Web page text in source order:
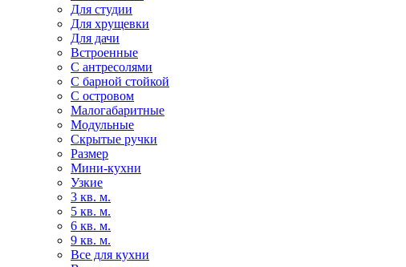
Для студии
Для хрущевки
Для дачи
Встроенные
С антресолями
С барной стойкой
С островом
Малогабаритные
Модульные
Скрытые ручки
Размер
Мини-кухни
Узкие
3 кв. м.
5 кв. м.
6 кв. м.
9 кв. м.
Все для кухни